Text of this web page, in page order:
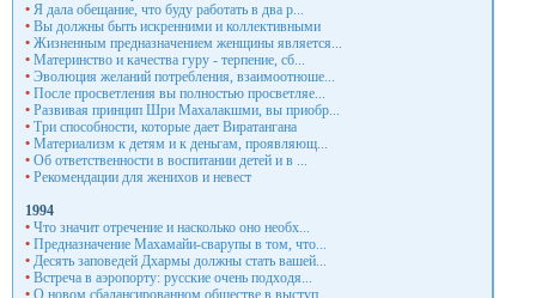
• Я дала обещание, что буду работать в два р...
• Вы должны быть искренними и коллективными
• Жизненным предназначением женщины является...
• Материнство и качества гуру - терпение, сб...
• Эволюция желаний потребления, взаимоотноше...
• После просветления вы полностью просветляе...
• Развивая принцип Шри Махалакшми, вы приобр...
• Три способности, которые дает Виратангана
• Материализм к детям и к деньгам, проявляющ...
• Об ответственности в воспитании детей и в ...
• Рекомендации для женихов и невест
1994
• Что значит отречение и насколько оно необх...
• Предназначение Махамайи-сварупы в том, что...
• Десять заповедей Дхармы должны стать вашей...
• Встреча в аэропорту: русские очень подходя...